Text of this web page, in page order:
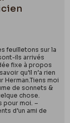
feuilletons sur la
ils arrivés
fixe à propos
qu’il n’a rien
Herman.Tiens moi
de sonnets &
chose.
pour moi. –
d’un ami de